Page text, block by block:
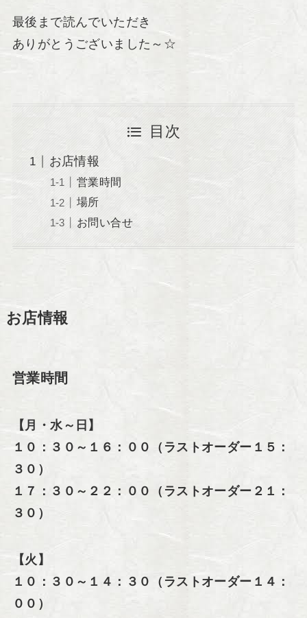
最後まで読んでいただき
ありがとうございました～☆
目次
お店情報
営業時間
場所
お問い合せ
お店情報
営業時間
【月・水～日】
１０：３０～１６：００（ラストオーダー１５：
３０）
１７：３０～２２：００（ラストオーダー２１：
３０）
【火】
１０：３０～１４：３０（ラストオーダー１４：
００）